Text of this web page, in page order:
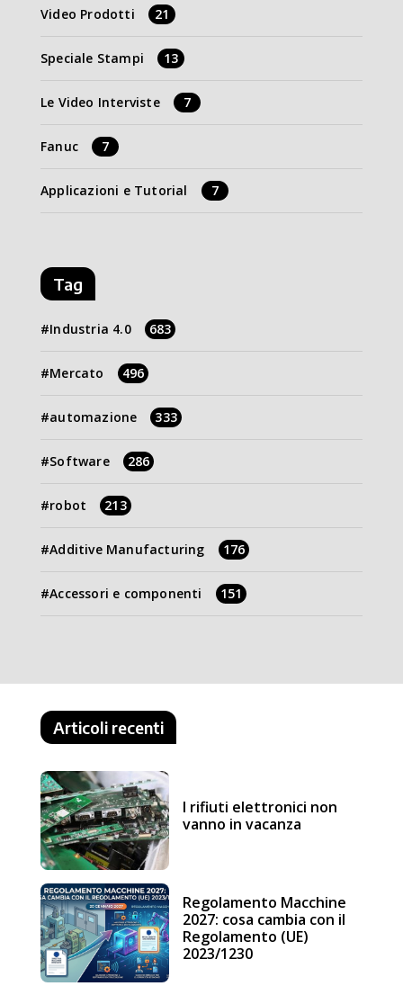
Video Prodotti 21
Speciale Stampi 13
Le Video Interviste 7
Fanuc 7
Applicazioni e Tutorial 7
Tag
Industria 4.0 683
Mercato 496
automazione 333
Software 286
robot 213
Additive Manufacturing 176
Accessori e componenti 151
Articoli recenti
I rifiuti elettronici non
vanno in vacanza
Regolamento Macchine
2027: cosa cambia con il
Regolamento (UE)
2023/1230